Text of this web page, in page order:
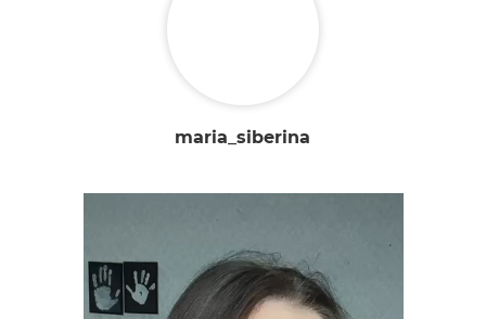
maria_siberina